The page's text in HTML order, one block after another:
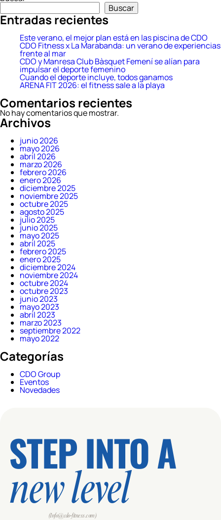
entradas
Buscar
Entradas recientes
Este verano, el mejor plan está en las piscina de CDO
CDO Fitness x La Marabanda: un verano de experiencias
frente al mar
CDO y Manresa Club Bàsquet Femení se alían para
impulsar el deporte femenino
Cuando el deporte incluye, todos ganamos
ARENA FIT 2026: el fitness sale a la playa
Comentarios recientes
No hay comentarios que mostrar.
Archivos
junio 2026
mayo 2026
abril 2026
marzo 2026
febrero 2026
enero 2026
diciembre 2025
noviembre 2025
octubre 2025
agosto 2025
julio 2025
junio 2025
mayo 2025
abril 2025
febrero 2025
enero 2025
diciembre 2024
noviembre 2024
octubre 2024
octubre 2023
junio 2023
mayo 2023
abril 2023
marzo 2023
septiembre 2022
mayo 2022
Categorías
CDO Group
Eventos
Novedades
STEP INTO A
new level
(Info@cdo-fitness.com)